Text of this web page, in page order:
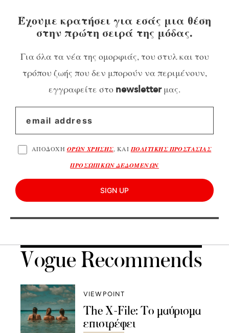
Έχουμε κρατήσει για εσάς μια θέση
στην πρώτη σειρά της μόδας.
Για όλα τα νέα της ομορφιάς, του στυλ και του
τρόπου ζωής που δεν μπορούν να περιμένουν,
εγγραφείτε στο newsletterμας.
ΑΠΟΔΟΧΗ ΟΡΩΝ ΧΡΗΣΗΣ, ΚΑΙ ΠΟΛΙΤΙΚΗΣ ΠΡΟΣΤΑΣΙΑΣ
ΠΡΟΣΩΠΙΚΩΝ ΔΕΔΟΜΕΝΩΝ
SIGN UP
Vogue Recommends
VIEWPOINT
The X-File: Το μαύρισμα
επιστρέφει